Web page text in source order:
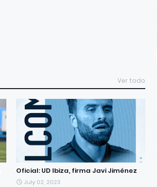
Ver todo
Oficial: UD Ibiza, firma Javi Jiménez
July 02, 2023